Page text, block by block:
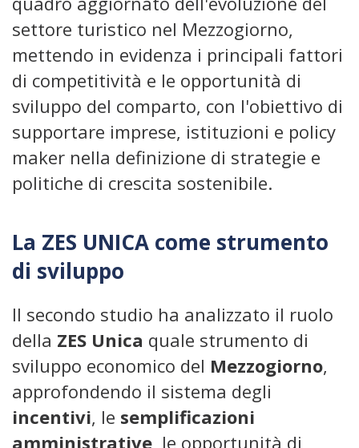
settore turistico nel Mezzogiorno,
mettendo in evidenza i principali fattori
di competitività e le opportunità di
sviluppo del comparto, con l'obiettivo di
supportare imprese, istituzioni e policy
maker nella definizione di strategie e
politiche di crescita sostenibile.
La ZES UNICA come strumento
di sviluppo
Il secondo studio ha analizzato il ruolo
della ZES Unica quale strumento di
sviluppo economico del Mezzogiorno,
approfondendo il sistema degli
incentivi, le semplificazioni
amministrative , le opportunità di